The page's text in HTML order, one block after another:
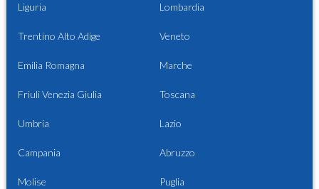
Liguria Lombardia
Trentino Alto Adige Veneto
Emilia Romagna Marche
Friuli Venezia Giulia Toscana
Umbria Lazio
Campania Abruzzo
Molise Puglia